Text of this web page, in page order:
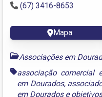
(67) 3416-8653
Mapa
Associações em
associação comercial
em Dourados,
em Douradose